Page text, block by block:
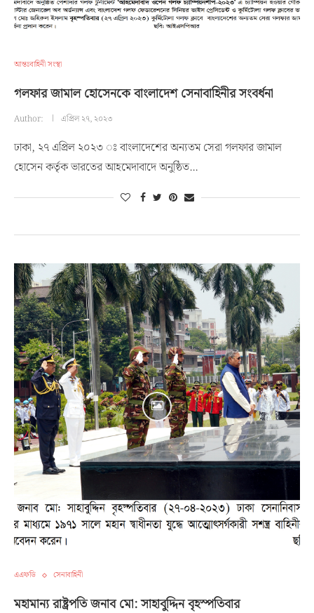
আন্তঃবাহিনী সংস্থা
গলফার জামাল হোসেনকে বাংলাদেশ সেনাবাহিনীর সংবর্ধনা
Author: এপ্রিল ২৭, ২০২৩
ঢাকা, ২৭ এপ্রিল ২০২৩ ঃ বাংলাদেশের অন্যতম সেরা গলফার জামাল
হোসেন কর্তৃক ভারতের আহমেদাবাদে অনুষ্ঠিত…
এএফডি সেনাবাহিনী
মহামান্য রাষ্ট্রপতি জনাব মো: সাহাবুদ্দিন বৃহস্পতিবার